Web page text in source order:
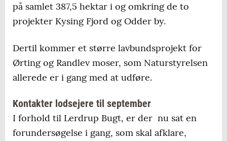
Omlægning af 140.000 hektar lavbundsjord
til natur.
Plantning af 250.000 hektar ny skov.
Reduktion af kvælstofudledning.
Indførelse af CO2-afgift i landbruget.
23 lokale treparter skal indfri målene.
Odder Kommune er med i treparten for
på samlet 387,5 hektar i og omkring de to
projekter Kysing Fjord og Odder by.
Dertil kommer et større lavbundsprojekt for
Ørting og Randlev moser, som Naturstyrelsen
allerede er i gang med at udføre.
Kontakter lodsejere til september
I forhold til Lerdrup Bugt, er der nu sat en
forundersøgelse i gang, som skal afklare,